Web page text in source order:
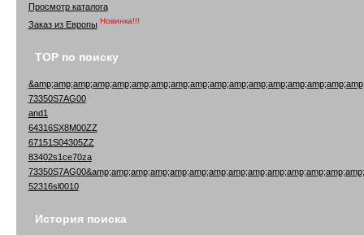
Просмотр каталога
Заказ из Европы Новинка!!!
TOP по поиску
73350S7AG00
and1
64316SX8M00ZZ
67151S04305ZZ
83402s1ce70za
52316sl0010
История поиска